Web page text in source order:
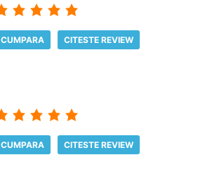
CUMPARA CITESTE REVIEW
CUMPARA CITESTE REVIEW